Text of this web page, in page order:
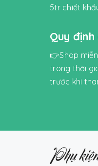
5tr chiết
Quy
👉Shop
trong thời
trước khi